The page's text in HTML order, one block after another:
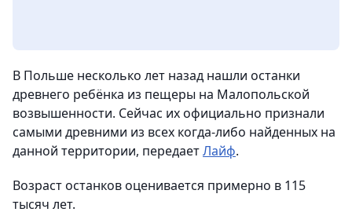
В Польше несколько лет назад нашли останки
древнего ребёнка из пещеры на Малопольской
возвышенности. Сейчас их официально признали
самыми древними из всех когда-либо найденных на
данной территории, передаетЛайф.
Возраст останков оценивается примерно в 115
тысяч лет.